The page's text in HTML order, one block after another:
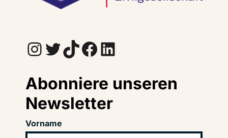
InstagramTwitter TikTok Facebook LinkedIn
Abonniere unseren
Newsletter
Vorname